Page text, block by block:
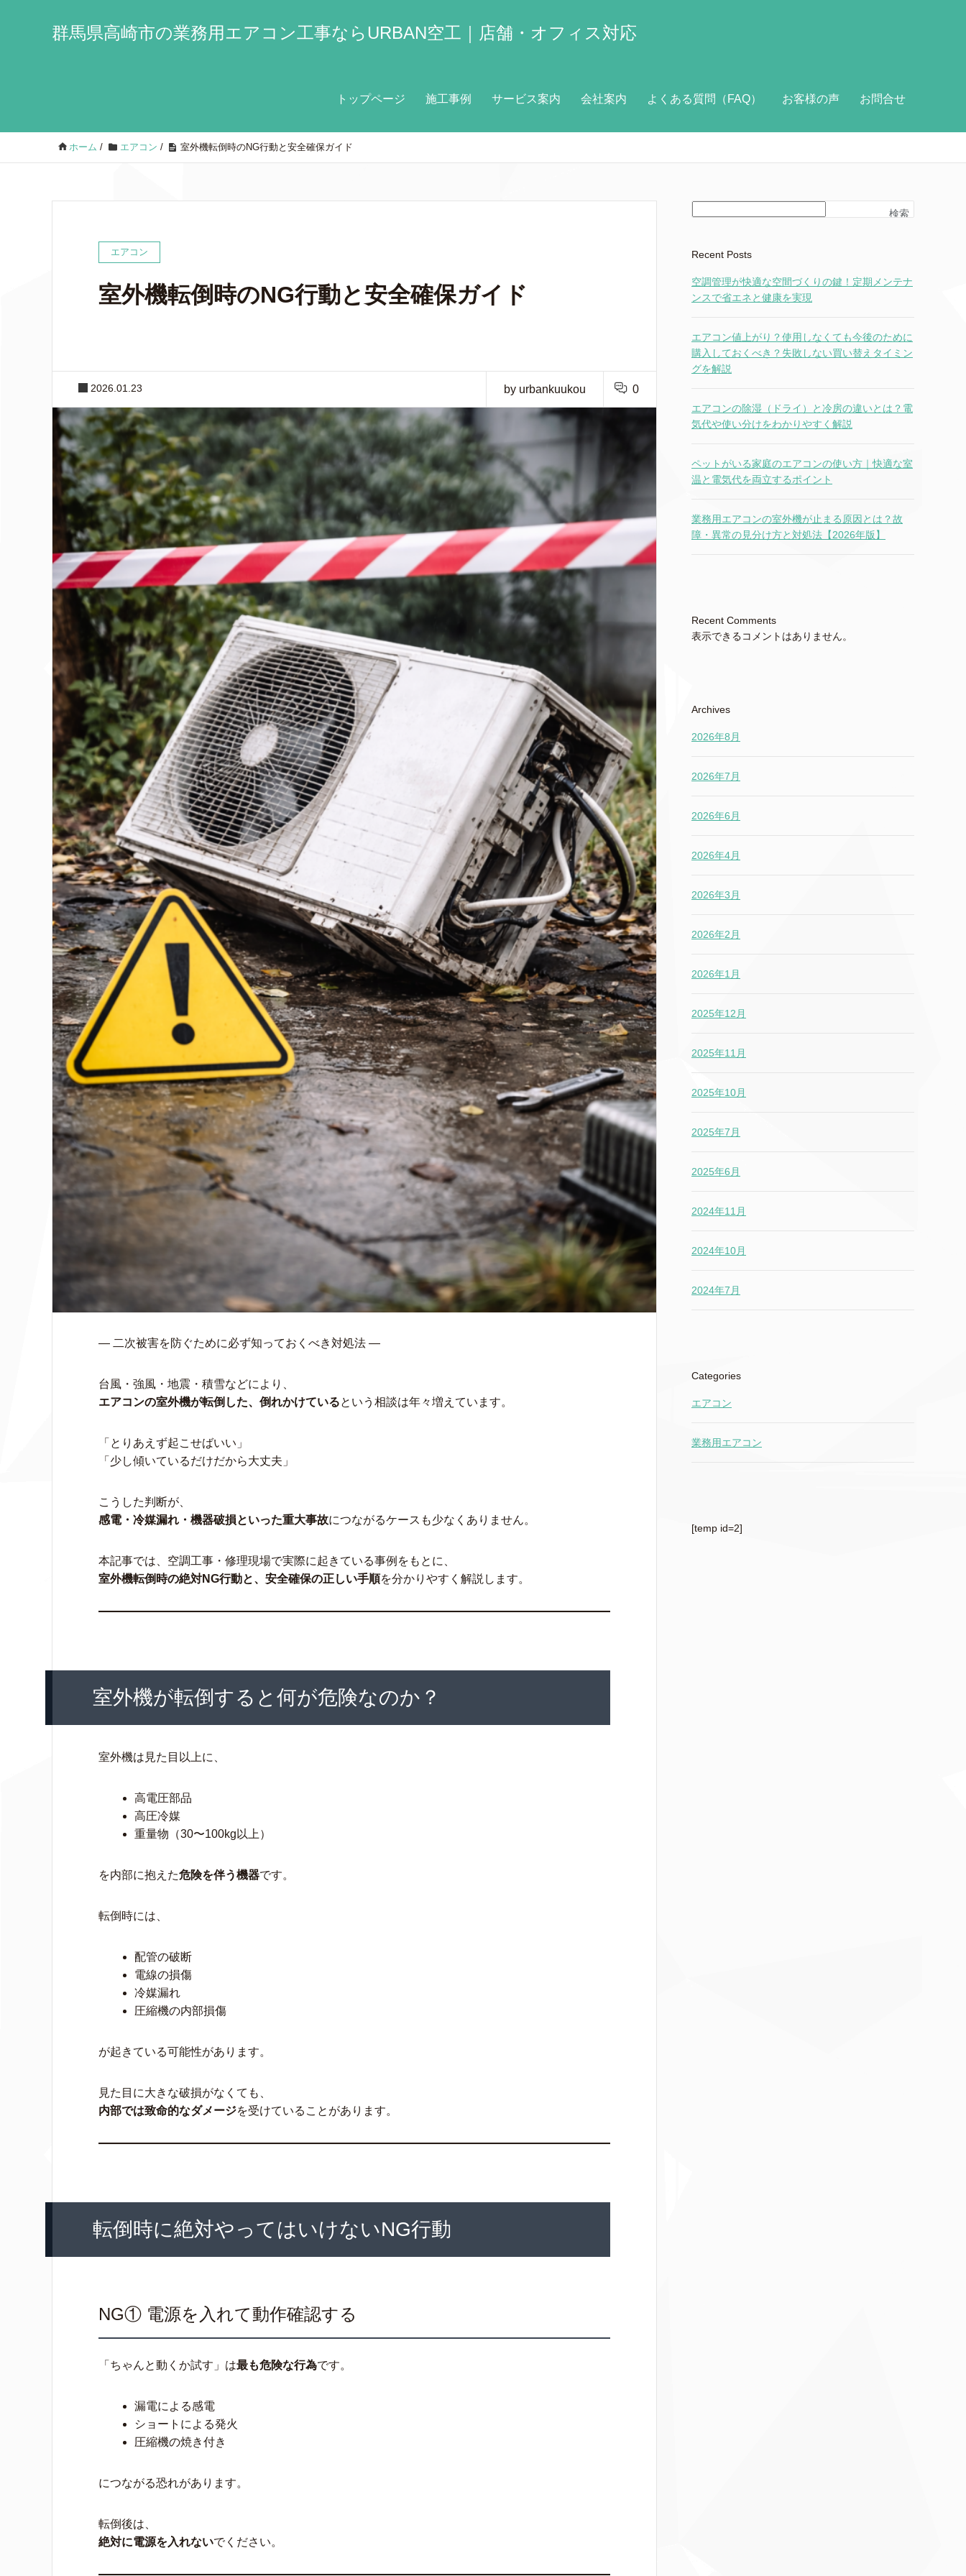
群馬県高崎市の業務用エアコン工事ならURBAN空工｜店舗・オフィス対応
トップページ 施工事例 サービス案内 会社案内 よくある質問（FAQ） お客様の声 お問合せ
ホーム / エアコン / 室外機転倒時のNG行動と安全確保ガイド
エアコン
室外機転倒時のNG行動と安全確保ガイド
2026.01.23 by urbankuukou 0
― 二次被害を防ぐために必ず知っておくべき対処法 ―
台風・強風・地震・積雪などにより、
エアコンの室外機が転倒した、倒れかけているという相談は年々増えています。
「とりあえず起こせばいい」
「少し傾いているだけだから大丈夫」
こうした判断が、
感電・冷媒漏れ・機器破損といった重大事故につながるケースも少なくありません。
本記事では、空調工事・修理現場で実際に起きている事例をもとに、
室外機転倒時の絶対NG行動と、安全確保の正しい手順を分かりやすく解説します。
室外機が転倒すると何が危険なのか？
室外機は見た目以上に、
高電圧部品
高圧冷媒
重量物（30〜100kg以上）
を内部に抱えた危険を伴う機器です。
転倒時には、
配管の破断
電線の損傷
冷媒漏れ
圧縮機の内部損傷
が起きている可能性があります。
見た目に大きな破損がなくても、
内部では致命的なダメージを受けていることがあります。
転倒時に絶対やってはいけないNG行動
NG① 電源を入れて動作確認する
「ちゃんと動くか試す」は最も危険な行為です。
漏電による感電
ショートによる発火
圧縮機の焼き付き
につながる恐れがあります。
転倒後は、
絶対に電源を入れないでください。
検索
Recent Posts
空調管理が快適な空間づくりの鍵！定期メンテナ
ンスで省エネと健康を実現
エアコン値上がり？使用しなくても今後のために
購入しておくべき？失敗しない買い替えタイミン
グを解説
エアコンの除湿（ドライ）と冷房の違いとは？電
気代や使い分けをわかりやすく解説
ペットがいる家庭のエアコンの使い方｜快適な室
温と電気代を両立するポイント
業務用エアコンの室外機が止まる原因とは？故
障・異常の見分け方と対処法【2026年版】
Recent Comments
表示できるコメントはありません。
Archives
2026年8月
2026年7月
2026年6月
2026年4月
2026年3月
2026年2月
2026年1月
2025年12月
2025年11月
2025年10月
2025年7月
2025年6月
2024年11月
2024年10月
2024年7月
Categories
エアコン
業務用エアコン
[temp id=2]